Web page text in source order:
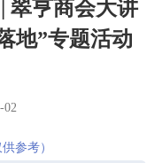
翠亨商会大讲
地”专题活动
02
参考）